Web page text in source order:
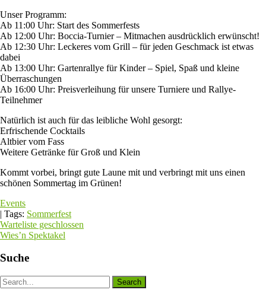
Unser Programm:
Ab 11:00 Uhr: Start des Sommerfests
Ab 12:00 Uhr: Boccia-Turnier – Mitmachen ausdrücklich erwünscht!
Ab 12:30 Uhr: Leckeres vom Grill – für jeden Geschmack ist etwas
dabei
Ab 13:00 Uhr: Gartenrallye für Kinder – Spiel, Spaß und kleine
Überraschungen
Ab 16:00 Uhr: Preisverleihung für unsere Turniere und Rallye-
Teilnehmer
Natürlich ist auch für das leibliche Wohl gesorgt:
Erfrischende Cocktails
Altbier vom Fass
Weitere Getränke für Groß und Klein
Kommt vorbei, bringt gute Laune mit und verbringt mit uns einen
schönen Sommertag im Grünen!
Events
| Tags: Sommerfest
Beitragsnavigation
Warteliste geschlossen
Wies’n Spektakel
Suche